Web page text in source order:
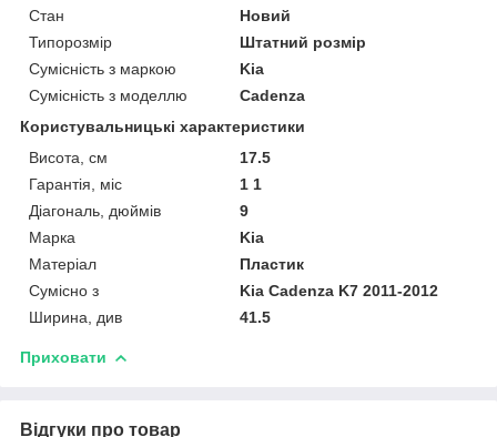
Стан
Новий
Типорозмір
Штатний розмір
Сумісність з маркою
Kia
Сумісність з моделлю
Cadenza
Користувальницькі характеристики
Висота, см
17.5
Гарантія, міс
1 1
Діагональ, дюймів
9
Марка
Kia
Матеріал
Пластик
Сумісно з
Kia Cadenza K7 2011-2012
Ширина, див
41.5
Приховати
Відгуки про товар